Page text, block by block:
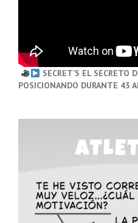
SECRET’S EL SECRETO
POSICIONANDO DURANTE 43